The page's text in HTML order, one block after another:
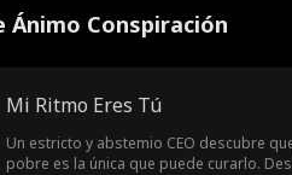
Ánimo Conspiración
Mi Ritmo Eres Tú
Un estricto y abstemio CEO descubre
pobre es la única que puede curarlo.